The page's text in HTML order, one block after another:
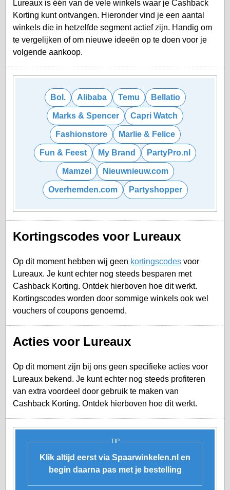
Lureaux is één van de vele winkels waar je Cashback
Korting kunt ontvangen. Hieronder vind je een aantal
winkels die in hetzelfde segment actief zijn. Handig om
te vergelijken of om nieuwe ideeën op te doen voor je
volgende aankoop.
Bol. Alibaba Temu Bellatio
Marks & Spencer Capri Watch
Fashionstore Marlie & Felice
Fun & Feest My Brand PartyPro.nl
Mamzel Nieuwnieuw.com
Overhemden.com Partyshopper
Kortingscodes voor Lureaux
Op dit moment hebben wij geen kortingscodes voor
Lureaux. Je kunt echter nog steeds besparen met
Cashback Korting. Ontdek hierboven hoe dit werkt.
Kortingscodes worden door sommige winkels ook wel
vouchers of coupons genoemd.
Acties voor Lureaux
Op dit moment zijn bij ons geen specifieke acties voor
Lureaux bekend. Je kunt echter nog steeds profiteren
van extra voordeel door gebruik te maken van
Cashback Korting. Ontdek hierboven hoe dit werkt.
TIP
Klik altijd eerst via Spaarwinkelen.nl en
begin daarna pas met je bestelling